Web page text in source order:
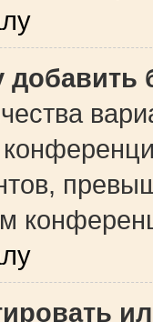
добавить